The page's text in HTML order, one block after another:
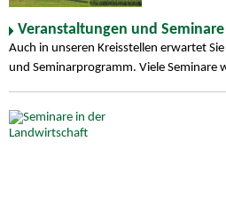
Veranstaltungen und
Auch in unseren Kreisstellen erwartet
und Seminarprogramm. Viele Seminare